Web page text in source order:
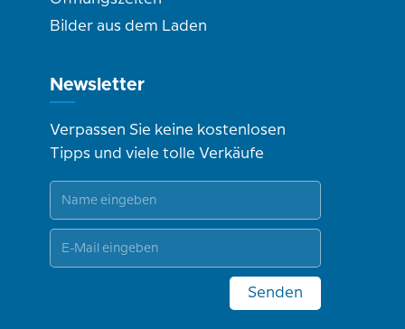
Bilder aus dem Laden
Newsletter
Verpassen Sie keine kostenlosen
Tipps und viele tolle Verkäufe
Senden